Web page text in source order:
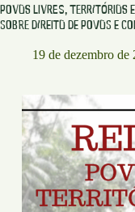
Povos Livres, Territórios
sobre direito de povos e
19 de dezembro de